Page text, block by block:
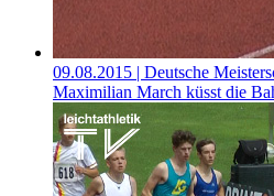
09.08.2015 | Deutsche
Maximilian March küsst die